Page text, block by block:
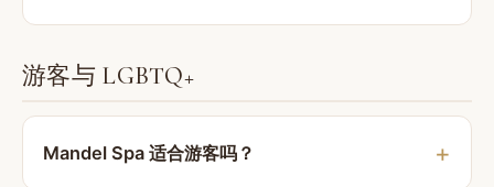
游客与 LGBTQ+
Mandel Spa 适合游客吗？